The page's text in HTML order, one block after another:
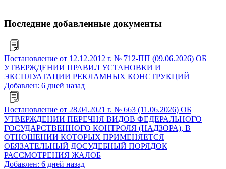
Последние добавленные документы
Постановление от 12.12.2012 г. № 712-ПП (09.06.2026) ОБ
УТВЕРЖДЕНИИ ПРАВИЛ УСТАНОВКИ И
ЭКСПЛУАТАЦИИ РЕКЛАМНЫХ КОНСТРУКЦИЙ
Добавлен: 6 дней назад
Постановление от 28.04.2021 г. № 663 (11.06.2026) ОБ
УТВЕРЖДЕНИИ ПЕРЕЧНЯ ВИДОВ ФЕДЕРАЛЬНОГО
ГОСУДАРСТВЕННОГО КОНТРОЛЯ (НАДЗОРА), В
ОТНОШЕНИИ КОТОРЫХ ПРИМЕНЯЕТСЯ
ОБЯЗАТЕЛЬНЫЙ ДОСУДЕБНЫЙ ПОРЯДОК
РАССМОТРЕНИЯ ЖАЛОБ
Добавлен: 6 дней назад